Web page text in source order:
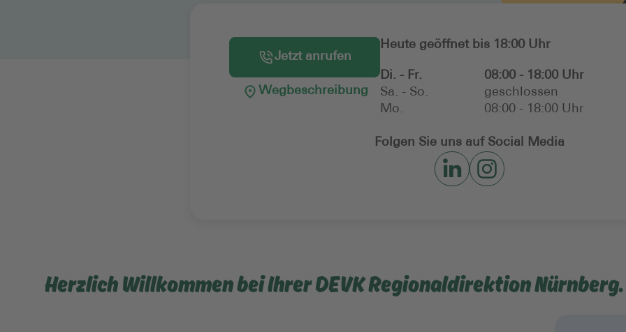
Jetzt anrufen
Wegbeschreibung
Heute geöffnet bis 18:00 Uhr
Di. - Fr.
08:00 - 18:00 Uhr
Sa. - So.
geschlossen
Mo.
08:00 - 18:00 Uhr
Folgen Sie uns auf Social Media
Herzlich Willkommen bei Ihrer DEVK Regionaldirektion Nürnberg.